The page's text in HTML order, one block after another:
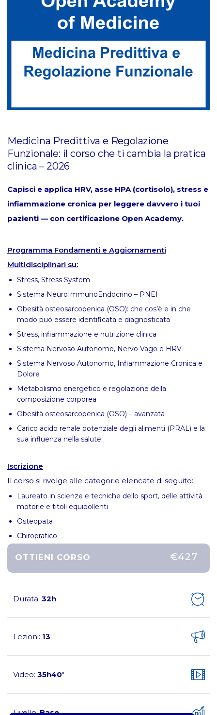
Medicina Predittiva e Regolazione
Funzionale: il corso che ti cambia la pratica
clinica – 2026
Capisci e applica HRV, asse HPA (cortisolo), stress e
infiammazione cronica per leggere davvero i tuoi
pazienti — con certificazione Open Academy.
Programma Fondamenti e Aggiornamenti
Multidisciplinari su:
Stress, Stress System
Sistema NeuroImmunoEndocrino – PNEI
Obesità osteosarcopenica (OSO): che cos’è e in che
modo può essere identificata e diagnosticata
Stress, infiammazione e nutrizione clinica
Sistema Nervoso Autonomo, Nervo Vago e HRV
Sistema Nervoso Autonomo, Infiammazione Cronica e
Dolore
Metabolismo energetico e regolazione della
composizione corporea
Obesità osteosarcopenica (OSO) – avanzata
Carico acido renale potenziale degli alimenti (PRAL) e la
sua influenza nella salute
Iscrizione
Il corso si rivolge alle categorie elencate di seguito:
Laureato in scienze e tecniche dello sport, delle attività
motorie e titoli equipollenti
Osteopata
Chiropratico
OTTIENI CORSO €427
Durata: 32h
Lezioni: 13
Video: 35h40'
Livello:Base